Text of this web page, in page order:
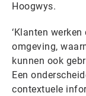
Hoogwys.
‘Klanten
omgeving,
kunnen ook
Een
contextuele